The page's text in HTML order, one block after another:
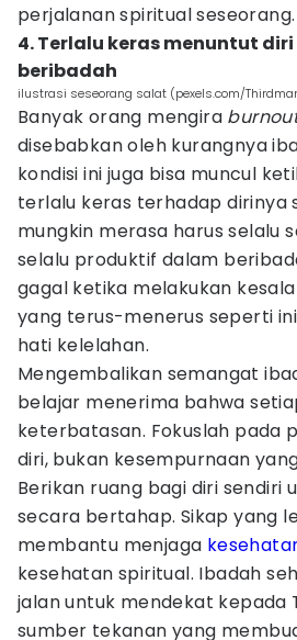
perjalanan spiritual seseorang.
4. Terlalu keras menuntut
beribadah
ilustrasi seseorang salat (pexels.com/
Banyak orang mengira
disebabkan oleh kurangnya
kondisi ini juga bisa muncul
terlalu keras terhadap dirinya
mungkin merasa harus selalu
selalu produktif dalam
gagal ketika melakukan
yang terus-menerus seperti
hati kelelahan.
Mengembalikan semangat
belajar menerima bahwa
keterbatasan. Fokuslah pada
diri, bukan kesempurnaan
Berikan ruang bagi diri sendiri
secara bertahap. Sikap yang
membantu menjaga
kesehatan spiritual. Ibadah
jalan untuk mendekat kepada
sumber tekanan yang